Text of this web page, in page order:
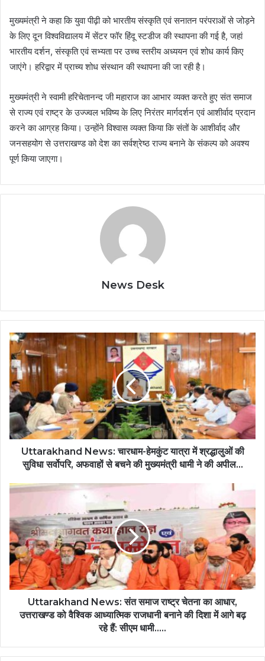
मुख्यमंत्री ने कहा कि युवा पीढ़ी को भारतीय संस्कृति एवं सनातन परंपराओं से जोड़ने
के लिए दून विश्वविद्यालय में सेंटर फॉर हिंदू स्टडीज की स्थापना की गई है, जहां
भारतीय दर्शन, संस्कृति एवं सभ्यता पर उच्च स्तरीय अध्ययन एवं शोध कार्य किए
जाएंगे। हरिद्वार में प्राच्य शोध संस्थान की स्थापना की जा रही है।
मुख्यमंत्री ने स्वामी हरिचेतानन्द जी महाराज का आभार व्यक्त करते हुए संत समाज
से राज्य एवं राष्ट्र के उज्ज्वल भविष्य के लिए निरंतर मार्गदर्शन एवं आशीर्वाद प्रदान
करने का आग्रह किया। उन्होंने विश्वास व्यक्त किया कि संतों के आशीर्वाद और
जनसहयोग से उत्तराखण्ड को देश का सर्वश्रेष्ठ राज्य बनाने के संकल्प को अवश्य
पूर्ण किया जाएगा।
News Desk
Uttarakhand News: चारधाम-हेमकुंट यात्रा में श्रद्धालुओं की
सुविधा सर्वोपरि, अफवाहों से बचने की मुख्यमंत्री धामी ने की अपील...
Uttarakhand News: संत समाज राष्ट्र चेतना का आधार,
उत्तराखण्ड को वैश्विक आध्यात्मिक राजधानी बनाने की दिशा में आगे बढ़
रहे हैं: सीएम धामी.....